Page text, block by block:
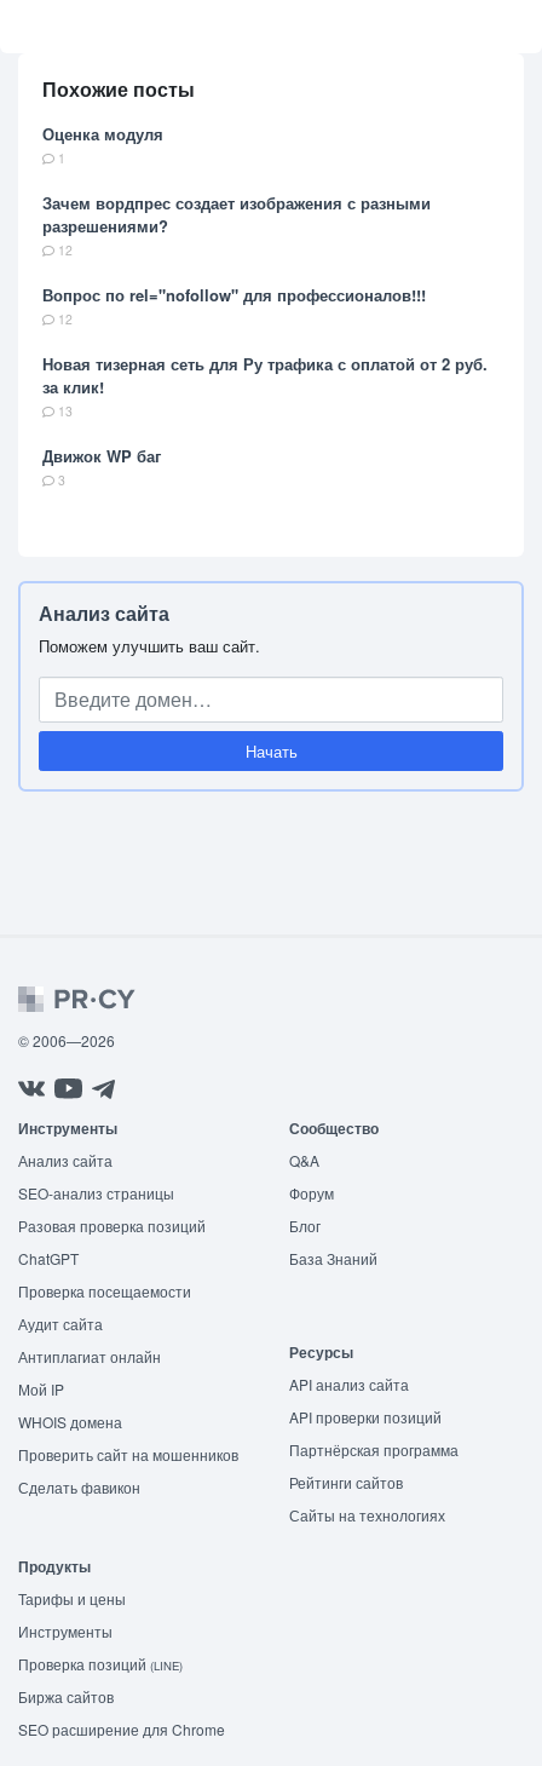
Похожие посты
Оценка модуля
1
Зачем вордпрес создает изображения с разными
разрешениями?
12
Вопрос по rel="nofollow" для профессионалов!!!
12
Новая тизерная сеть для Ру трафика с оплатой от 2 руб.
за клик!
13
Движок WP баг
3
Анализ сайта
Поможем улучшить ваш сайт.
Начать
© 2006—2026
Инструменты
Анализ сайта
SEO-анализ страницы
Разовая проверка позиций
ChatGPT
Проверка посещаемости
Аудит сайта
Антиплагиат онлайн
Мой IP
WHOIS домена
Проверить сайт на мошенников
Сделать фавикон
Сообщество
Q&A
Форум
Блог
База Знаний
Ресурсы
API анализ сайта
API проверки позиций
Партнёрская программа
Рейтинги сайтов
Сайты на технологиях
Продукты
Тарифы и цены
Инструменты
Проверка позиций (LINE)
Биржа сайтов
SEO расширение для Chrome